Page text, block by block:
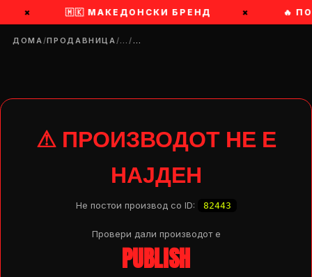
× 🇲🇰 МАКЕДОНСКИ БРЕНД × 🔥
ДОМА/ПРОДАВНИЦА/…/…
⚠ ПРОИЗВОДОТ НЕ Е
НАЈДЕН
Не постои производ со ID: 82443
Провери дали производот e
PUBLISH